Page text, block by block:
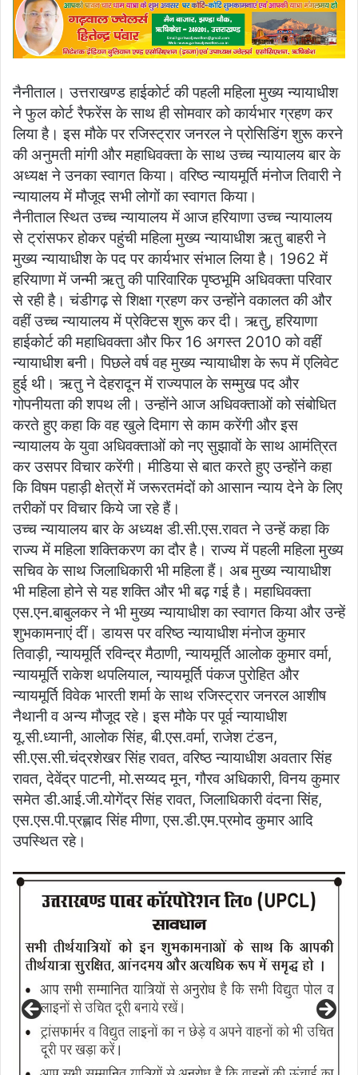
नैनीताल। उत्तराखण्ड हाईकोर्ट की पहली महिला मुख्य न्यायाधीश
ने फुल कोर्ट रैफरेंस के साथ ही सोमवार को कार्यभार ग्रहण कर
लिया है। इस मौके पर रजिस्ट्रार जनरल ने प्रोसिडिंग शुरू करने
की अनुमती मांगी और महाधिवक्ता के साथ उच्च न्यायालय बार के
अध्यक्ष ने उनका स्वागत किया। वरिष्ठ न्यायमूर्ति मंनोज तिवारी ने
न्यायालय में मौजूद सभी लोगों का स्वागत किया।
नैनीताल स्थित उच्च न्यायालय में आज हरियाणा उच्च न्यायालय
से ट्रांसफर होकर पहुंची महिला मुख्य न्यायाधीश ऋतु बाहरी ने
मुख्य न्यायाधीश के पद पर कार्यभार संभाल लिया है। 1962 में
हरियाणा में जन्मी ऋतु की पारिवारिक पृष्ठभूमि अधिवक्ता परिवार
से रही है। चंडीगढ़ से शिक्षा ग्रहण कर उन्होंने वकालत की और
वहीं उच्च न्यायालय में प्रेक्टिस शुरू कर दी। ऋतु, हरियाणा
हाईकोर्ट की महाधिवक्ता और फिर 16 अगस्त 2010 को वहीं
न्यायाधीश बनी। पिछले वर्ष वह मुख्य न्यायाधीश के रूप में एलिवेट
हुई थी। ऋतु ने देहरादून में राज्यपाल के सम्मुख पद और
गोपनीयता की शपथ ली। उन्होंने आज अधिवक्ताओं को संबोधित
करते हुए कहा कि वह खुले दिमाग से काम करेंगी और इस
न्यायालय के युवा अधिवक्ताओं को नए सुझावों के साथ आमंत्रित
कर उसपर विचार करेंगी। मीडिया से बात करते हुए उन्होंने कहा
कि विषम पहाड़ी क्षेत्रों में जरूरतमंदों को आसान न्याय देने के लिए
तरीकों पर विचार किये जा रहे हैं।
उच्च न्यायालय बार के अध्यक्ष डी.सी.एस.रावत ने उन्हें कहा कि
राज्य में महिला शक्तिकरण का दौर है। राज्य में पहली महिला मुख्य
सचिव के साथ जिलाधिकारी भी महिला हैं। अब मुख्य न्यायाधीश
भी महिला होने से यह शक्ति और भी बढ़ गई है। महाधिवक्ता
एस.एन.बाबुलकर ने भी मुख्य न्यायाधीश का स्वागत किया और उन्हें
शुभकामनाएं दीं। डायस पर वरिष्ठ न्यायाधीश मंनोज कुमार
तिवाड़ी, न्यायमूर्ति रविन्द्र मैठाणी, न्यायमूर्ति आलोक कुमार वर्मा,
न्यायमूर्ति राकेश थपलियाल, न्यायमूर्ति पंकज पुरोहित और
न्यायमूर्ति विवेक भारती शर्मा के साथ रजिस्ट्रार जनरल आशीष
नैथानी व अन्य मौजूद रहे। इस मौके पर पूर्व न्यायाधीश
यू.सी.ध्यानी, आलोक सिंह, बी.एस.वर्मा, राजेश टंडन,
सी.एस.सी.चंद्रशेखर सिंह रावत, वरिष्ठ न्यायाधीश अवतार सिंह
रावत, देवेंद्र पाटनी, मो.सय्यद मून, गौरव अधिकारी, विनय कुमार
समेत डी.आई.जी.योगेंद्र सिंह रावत, जिलाधिकारी वंदना सिंह,
एस.एस.पी.प्रह्लाद सिंह मीणा, एस.डी.एम.प्रमोद कुमार आदि
उपस्थित रहे।